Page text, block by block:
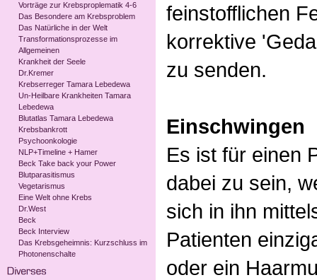
Vorträge zur Krebsproplematik 4-6
Das Besondere am Krebsproblem
Das Natürliche in der Welt
Transformationsprozesse im
Allgemeinen
Krankheit der Seele
Dr.Kremer
Krebserreger Tamara Lebedewa
Un-Heilbare Krankheiten Tamara
Lebedewa
Blutatlas Tamara Lebedewa
Krebsbankrott
Psychoonkologie
NLP+Timeline + Hamer
Beck Take back your Power
Blutparasitismus
Vegetarismus
Eine Welt ohne Krebs
Dr.West
Beck
Beck Interview
Das Krebsgeheimnis: Kurzschluss im
Photonenschalte
feinstofflichen
korrektive
zu senden.
Einschwingen
Es ist für einen
dabei zu sein,
sich in ihn
Patienten
oder ein